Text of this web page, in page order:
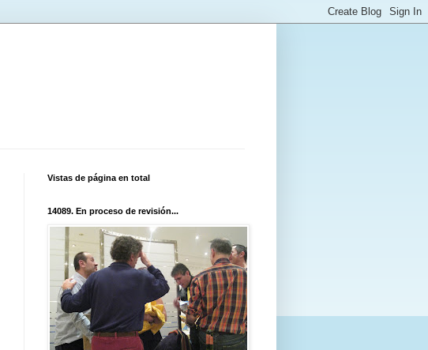
Vistas de página en total
14089. En proceso de revisión...